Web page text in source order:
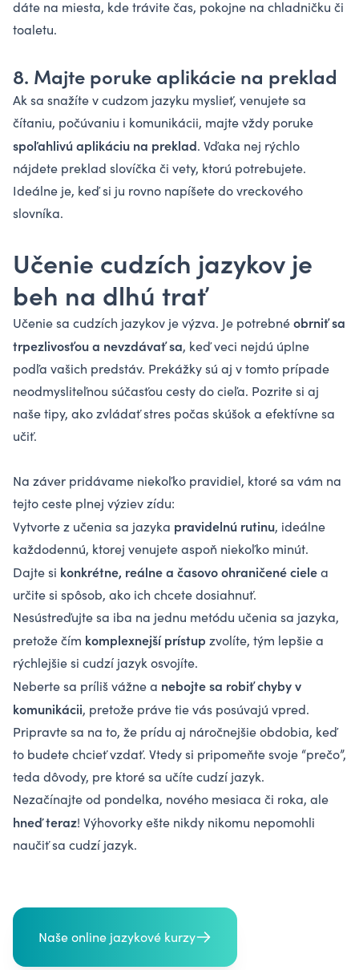
dáte na miesta, kde trávite čas, pokojne na chladničku či
toaletu.
8. Majte poruke aplikácie na preklad
Ak sa snažíte v cudzom jazyku myslieť, venujete sa
čítaniu, počúvaniu i komunikácii, majte vždy poruke
spoľahlivú aplikáciu na preklad. Vďaka nej rýchlo
nájdete preklad slovíčka či vety, ktorú potrebujete.
Ideálne je, keď si ju rovno napíšete do vreckového
slovníka.
Učenie cudzích jazykov je
beh na dlhú trať
Učenie sa cudzích jazykov je výzva. Je potrebnéobrniť sa
trpezlivosťou a nevzdávať sa, keď veci nejdú úplne
podľa vašich predstáv. Prekážky sú aj v tomto prípade
neodmysliteľnou súčasťou cesty do cieľa. Pozrite si aj
naše tipy, ako zvládať stres počas skúšoka efektívne sa
učiť.
Na záver pridávame niekoľko pravidiel, ktoré sa vám na
tejto ceste plnej výziev zídu:
Vytvorte z učenia sa jazyka pravidelnú rutinu, ideálne
každodennú, ktorej venujete aspoň niekoľko minút.
Dajte si konkrétne, reálne a časovo ohraničené cielea
určite si spôsob, ako ich chcete dosiahnuť.
Nesústreďujte sa iba na jednu metódu učenia sa jazyka,
pretože čím komplexnejší prístup zvolíte, tým lepšie a
rýchlejšie si cudzí jazyk osvojíte.
Neberte sa príliš vážne a nebojte sa robiť chyby v
komunikácii, pretože práve tie vás posúvajú vpred.
Pripravte sa na to, že prídu aj náročnejšie obdobia, keď
to budete chcieť vzdať. Vtedy si pripomeňte svoje “prečo”,
teda dôvody, pre ktoré sa učíte cudzí jazyk.
Nezačínajte od pondelka, nového mesiaca či roka, ale
hneď teraz! Výhovorky ešte nikdy nikomu nepomohli
naučiť sa cudzí jazyk.
Naše online jazykové kurzy